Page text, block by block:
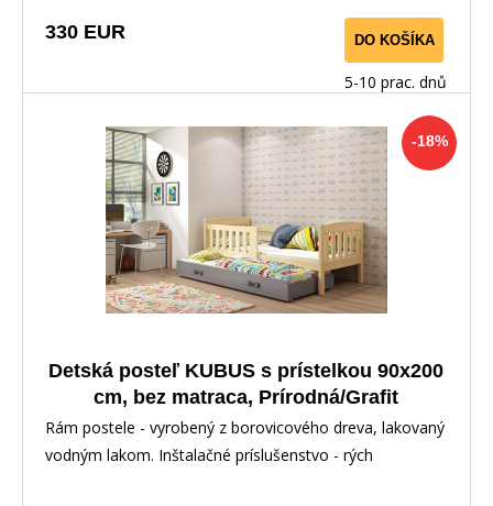
330 EUR DO KOŠÍKA
5-10 prac. dnů
-18%
Detská posteľ KUBUS s prístelkou 90x200
cm, bez matraca, Prírodná/Grafit
Rám postele - vyrobený z borovicového dreva, lakovaný
vodným lakom. Inštalačné príslušenstvo - rých